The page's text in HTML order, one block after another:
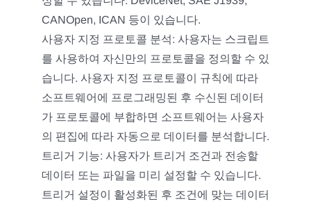
CANOpen, ICAN 등이 있습니다.
사용자 지정 프로토콜 분석: 사용자는 스크립트
를 사용하여 자신만의 프로토콜을 정의할 수 있
습니다. 사용자 지정 프로토콜이 규칙에 따라
소프트웨어에 프로그래밍된 후 수신된 데이터
가 프로토콜에 부합하면 소프트웨어는 사용자
의 편집에 따라 자동으로 데이터를 분석합니다.
트리거 기능: 사용자가 트리거 조건과 전송할
데이터 또는 파일을 미리 설정할 수 있습니다.
트리거 설정이 활성화된 후 조건에 맞는 데이터